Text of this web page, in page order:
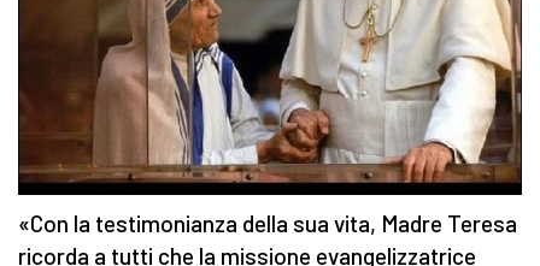
«Con la testimonianza della sua vita, Madre Teresa
ricorda a tutti che la missione evangelizzatrice